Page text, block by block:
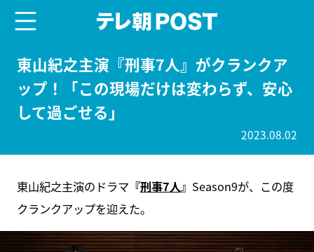
東山紀之主演『刑事7人』がクランクア
ップ！「この現場だけは変わらず、安心
して過ごせる」
2023.08.02
東山紀之主演のドラマ 『刑事7人 』 Season9が、この度
クランクアップを迎えた。